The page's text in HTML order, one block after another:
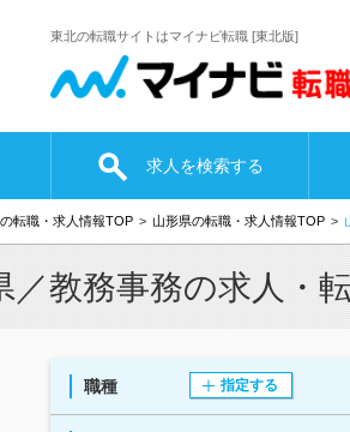
東北の転職サイトはマイナビ転職 [東北版]
求人を検索する
転職・求人情報TOP 山形県の転職・求人情報TOP
／教務事務の求人・
職種 指定する